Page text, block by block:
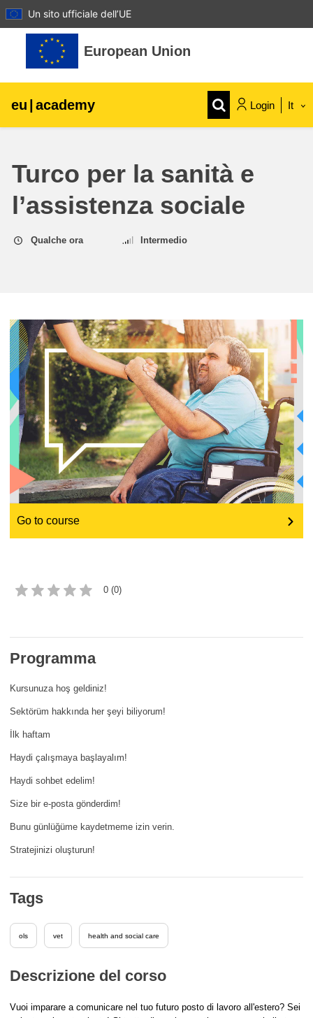
Un sito ufficiale dell’UE
Vai al contenuto principale
European Union
eu | academy Login It
agricoltura e sviluppo rurale
bambini e giovani
educazione e sviluppo delle capacità
energia, cambiamenti climatici e ambiente
occupazione, commercio ed economia
sicurezza e protezione alimentare
fragilità, situazioni di crisi e resilienza
language & culture
democrazia
migrazione e integrazione
nutrizione, salute e benessere
leadership del settore pubblico,
innovazione e condivisione delle
Turco per la sanità e
l’assistenza sociale
Qualche ora Intermedio
Descrizione del corso
Vuoi imparare a comunicare nel tuo futuro posto di lavoro all'estero? Sei
Go to course
0 (0)
Programma
Kursunuza hoş geldiniz!
Sektörüm hakkında her şeyi biliyorum!
İlk haftam
Haydi çalışmaya başlayalım!
Haydi sohbet edelim!
Size bir e-posta gönderdim!
Bunu günlüğüme kaydetmeme izin verin.
Stratejinizi oluşturun!
Tags
ols vet health and social care